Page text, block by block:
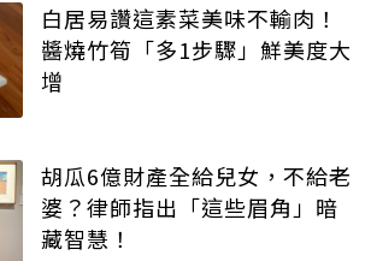
白居易讚這素菜美味不輸肉！
醬燒竹筍「多1步驟」鮮美度大
增
胡瓜6億財產全給兒女，不給老
婆？律師指出「這些眉角」暗
藏智慧！